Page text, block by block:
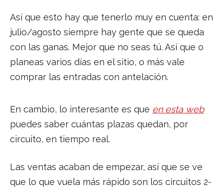
Así que esto hay que tenerlo muy en cuenta: en
julio/agosto siempre hay gente que se queda
con las ganas. Mejor que no seas tú. Así que o
planeas varios días en el sitio, o más vale
comprar las entradas con antelación.
En cambio, lo interesante es que en esta web
puedes saber cuántas plazas quedan, por
circuito, en tiempo real.
Las ventas acaban de empezar, así que se ve
que lo que vuela más rápido son los circuitos 2-